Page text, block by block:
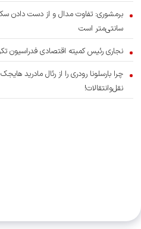
برمشوری: تفاوت مدال و از دست دادن سکو
سانتی‌متر است
نجاری رئیس کمیته اقتصادی فدراسیون
چرا بارسلونا رودری را از رئال مادرید هایجک
نقل‌وانتقالات!